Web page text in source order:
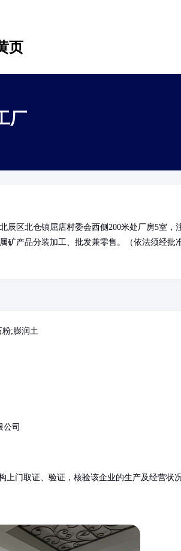
页
厂
辰区北仓镇屈店村委会西侧200米处厂房5室，
矿产品分装加工、批发兼零售。（依法须经批
粉;膨润土
司
上门取证、验证，核验该企业的生产及经营状